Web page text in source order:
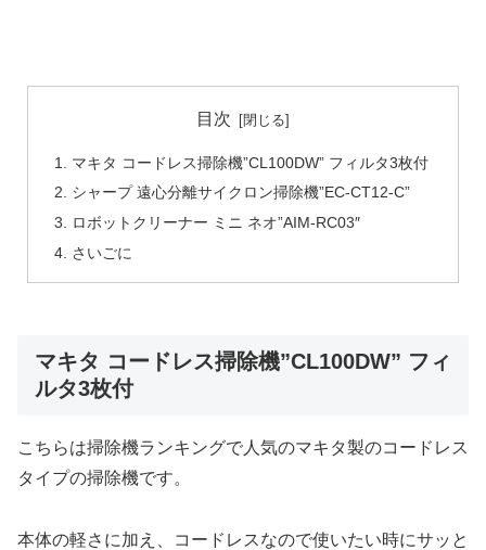
目次
マキタ コードレス掃除機”CL100DW” フィルタ3枚付
シャープ 遠心分離サイクロン掃除機”EC-CT12-C”
ロボットクリーナー ミニ ネオ”AIM-RC03″
さいごに
マキタ コードレス掃除機”CL100DW” フィ
ルタ3枚付
こちらは掃除機ランキングで人気のマキタ製のコードレス
タイプの掃除機です。
本体の軽さに加え、コードレスなので使いたい時にサッと